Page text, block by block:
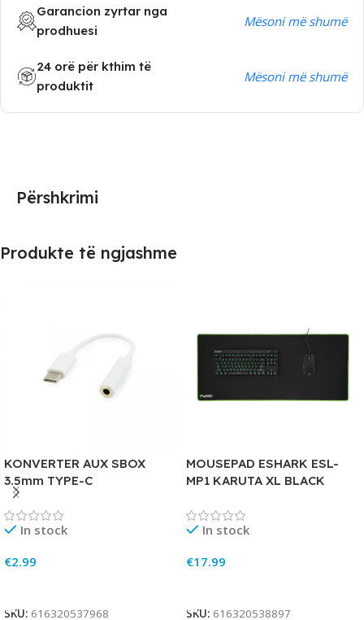
Garancion zyrtar nga
prodhuesi
Mësoni më shumë
24 orë për kthim të
produktit
Mësoni më shumë
Përshkrimi
Produkte të ngjashme
KONVERTER AUX SBOX
3.5mm TYPE-C
In stock
€2.99
SKU: 616320537968
MOUSEPAD ESHARK ESL-
MP1 KARUTA XL BLACK
In stock
€17.99
SKU: 616320538897